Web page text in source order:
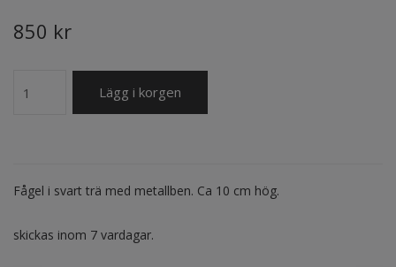
850 kr
Lägg i korgen
Fågel i svart trä med metallben. Ca 10 cm hög.
skickas inom 7 vardagar.